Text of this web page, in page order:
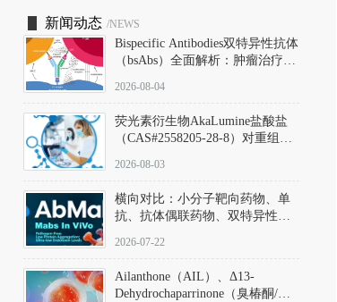
新闻动态 /NEWS
Bispecific Antibodies双特异性抗体
（bsAbs）全面解析：肿瘤治疗的
2026-08-04
荧光素衍生物AkaLumine盐酸盐
（CAS#2558205-28-8）对重组萤
数（Km）为2.06 μM；其近红外
发光特性赋予优异的组织穿透能
力，大幅增强成像信噪比，从而
实现活体动物模型中极低给药剂
量下的高灵敏度、非侵入式生物
2026-08-03
横向对比：小分子靶向药物、单
抗、抗体偶联药物、双特异性抗
及应用瓶颈
2026-07-22
Ailanthone（AIL）、Δ13-
Dehydrochaparrinone（臭椿酮/臭